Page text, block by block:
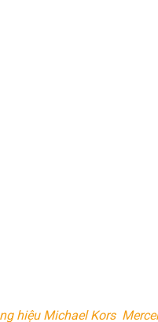
hiệu Michael Kors